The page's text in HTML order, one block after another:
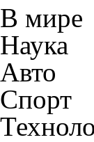
В мире
Наука
Авто
Спорт